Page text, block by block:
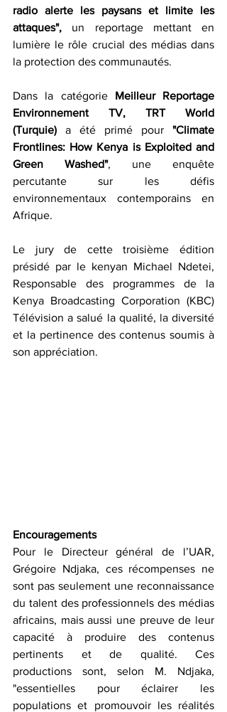
radio alerte les paysans et limite les
attaques", un reportage mettant en
lumière le rôle crucial des médias dans
la protection des communautés.
Dans la catégorie Meilleur Reportage
Environnement TV, TRT World
(Turquie) a été primé pour "Climate
Frontlines: How Kenya is Exploited and
Green Washed", une enquête
percutante sur les défis
environnementaux contemporains en
Afrique.
Le jury de cette troisième édition
présidé par le kenyan Michael Ndetei,
Responsable des programmes de la
Kenya Broadcasting Corporation (KBC)
Télévision a salué la qualité, la diversité
et la pertinence des contenus soumis à
son appréciation.
Encouragements
Pour le Directeur général de l’UAR,
Grégoire Ndjaka, ces récompenses ne
sont pas seulement une reconnaissance
du talent des professionnels des médias
africains, mais aussi une preuve de leur
capacité à produire des contenus
pertinents et de qualité. Ces
productions sont, selon M. Ndjaka,
"essentielles pour éclairer les
populations et promouvoir les réalités